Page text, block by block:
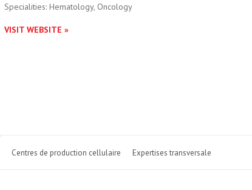
Specialities: Hematology, Oncology
VISIT WEBSITE »
Centres de production cellulaire Expertises transversale